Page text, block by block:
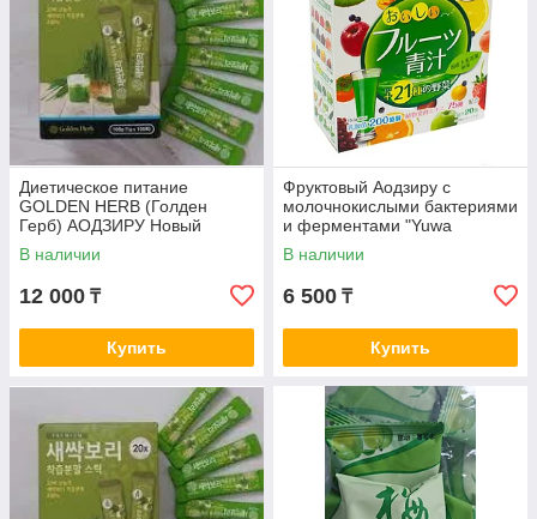
Диетическое питание
GOLDEN HERB (Голден
Герб) АОДЗИРУ Новый
проросшеный ячмень 100 г
В наличии
12 000 ₸
Купить
Фруктовый Аодзиру с
молочнокислыми бактериями
и ферментами "Yuwa
Delicious Fruit Juice"20
пакетиков
В наличии
6 500 ₸
Купить